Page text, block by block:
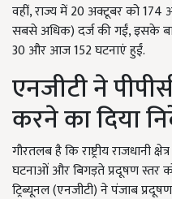
वहीं, राज्य में 20 अक्टूबर को
सबसे अधिक) दर्ज की गईं, इसके
30 और आज 152 घटनाएं हुईं.
एनजीटी ने
करने का दिया
गौरतलब है कि राष्ट्रीय राजधानी
घटनाओं और बिगड़ते प्रदूषण स्तर
ट्रिब्यूनल (एनजीटी) ने पंजाब प्रदूषण